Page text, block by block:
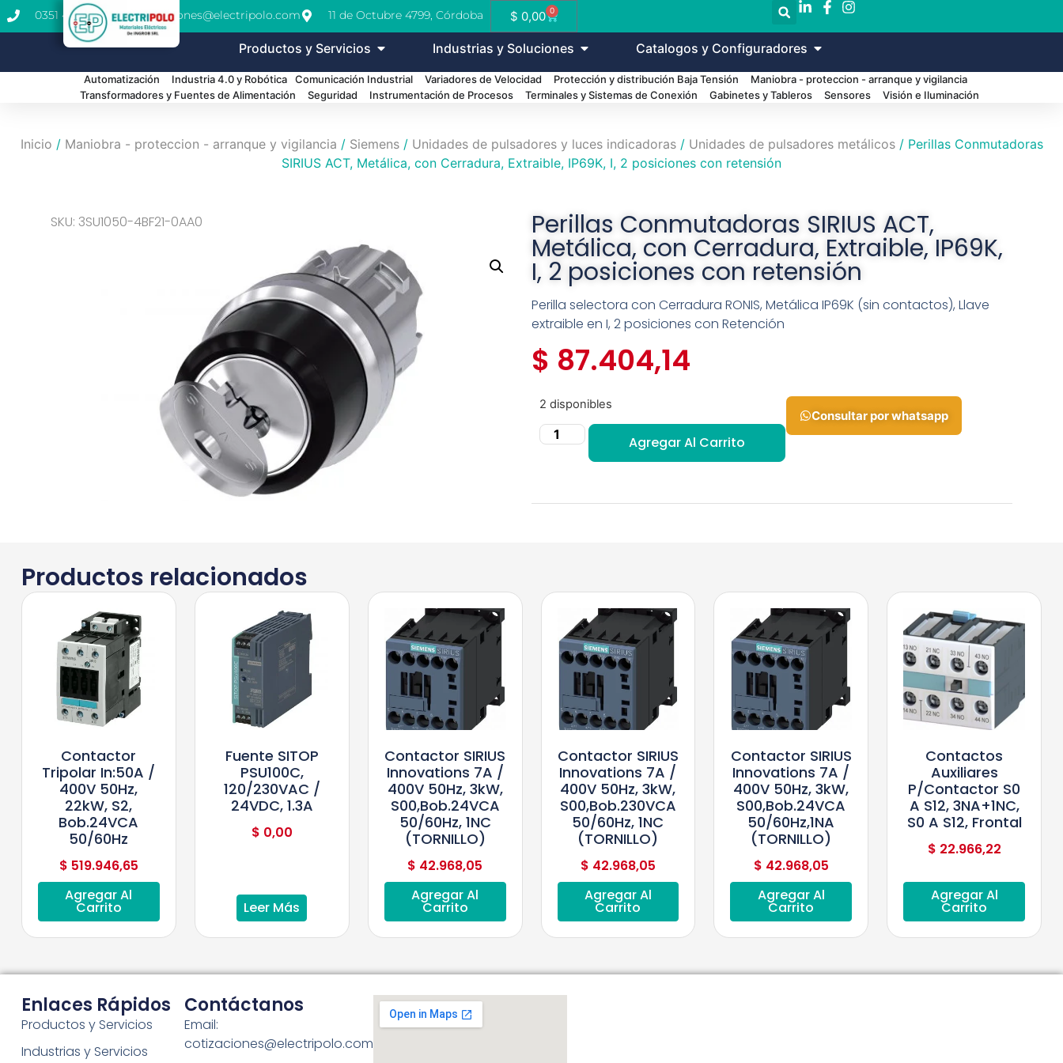
0351 462-1771 cotizaciones@electripolo.com 11 de Octubre 4799, Córdoba $ 0,00 0
Productos y Servicios Industrias y Soluciones Catalogos y Configuradores
Automatización Industria 4.0 y Robótica Comunicación Industrial Variadores de Velocidad Protección y distribución Baja Tensión
Maniobra - proteccion - arranque y vigilancia
Transformadores y Fuentes de Alimentación
Seguridad Instrumentación de Procesos Terminales y Sistemas de Conexión Gabinetes y Tableros Sensores Visión e Iluminación
Inicio / Maniobra - proteccion - arranque y vigilancia / Siemens/ Unidades de pulsadores y luces indicadoras/ Unidades de pulsadores metálicos/ Perillas Conmutadoras
SIRIUS ACT, Metálica, con Cerradura, Extraible, IP69K, I, 2 posiciones con retensión
SKU: 3SU1050-4BF21-0AA0 Perillas Conmutadoras SIRIUS ACT,
Metálica, con Cerradura, Extraible, IP69K,
I, 2 posiciones con retensión
Perilla selectora con Cerradura RONIS, Metálica IP69K (sin contactos), Llave
extraible en I, 2 posiciones con Retención
$ 87.404,14
2 disponibles
Agregar Al Carrito
Consultar por whatsapp
Productos relacionados
Contactor
Tripolar In:50A /
400V 50Hz,
22kW, S2,
Bob.24VCA
50/60Hz
$ 519.946,65
Agregar Al
Carrito
Fuente SITOP
PSU100C,
120/230VAC /
24VDC, 1.3A
$ 0,00
Leer Más
Contactor SIRIUS
Innovations 7A /
400V 50Hz, 3kW,
S00,bob.24VCA
50/60Hz, 1NC
(TORNILLO)
$ 42.968,05
Agregar Al
Carrito
Contactor SIRIUS
Innovations 7A /
400V 50Hz, 3kW,
S00,bob.230VCA
50/60Hz, 1NC
(TORNILLO)
$ 42.968,05
Agregar Al
Carrito
Contactor SIRIUS
Innovations 7A /
400V 50Hz, 3kW,
S00,bob.24VCA
50/60Hz,1NA
(TORNILLO)
$ 42.968,05
Agregar Al
Carrito
Contactos
Auxiliares
P/contactor S0
A S12, 3NA+1NC,
S0 A S12, Frontal
$ 22.966,22
Agregar Al
Carrito
Enlaces Rápidos
Productos y Servicios
Industrias y Servicios
Contáctanos
Email:
cotizaciones@electripolo.com